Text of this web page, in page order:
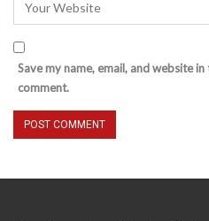
Save my name, email, and website
comment.